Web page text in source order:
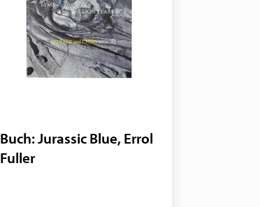
Buch: Jurassic Blue, Errol
Fuller